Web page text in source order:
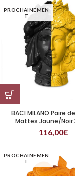
PROCHAINEMEN
T
BACI MILANO Paire
Mattes Jaune/Noir
116,00€
PROCHAINEMEN
T